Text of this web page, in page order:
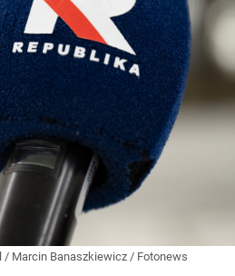
/ Marcin Banaszkiewicz / Fotonews